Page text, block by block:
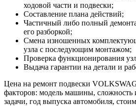
ходовой части и подвески;
Составление плана действий;
Частичный либо полный
его разборкой;
Смена изношенных
узла с последующим монтажом;
Проверка функционирования
Выдача гарантии на детали и
Цена на ремонт подвески
факторов: модель машины, сложность
задачи, год выпуска автомобиля,